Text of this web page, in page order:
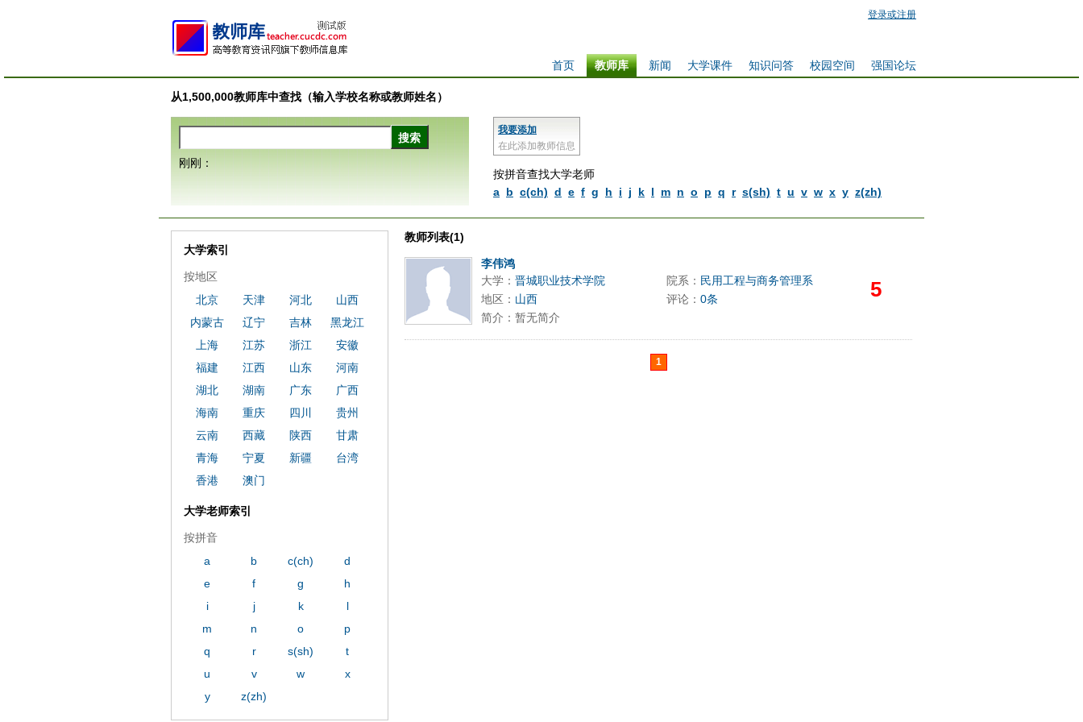
登录或注册
强国论坛
校园空间
知识问答
大学课件
新闻
教师库
首页
从1,500,000教师库中查找（输入学校名称或教师姓名）
我要添加
在此添加教师信息
按拼音查找大学老师
a b c(ch) d e f g h i j k l m n o p q r s(sh) t u v w x y z(zh)
刚刚：
教师列表(1)
李伟鸿
大学： 晋城职业技术学院 院系： 民用工程与商务管理系 5
地区： 山西 评论： 0条
简介：暂无简介
1
大学索引
按地区
北京
天津 河北
山西
内蒙古
辽宁 吉林
黑龙江
上海
江苏 浙江
安徽
福建
江西 山东
河南
湖北
湖南 广东
广西
海南
重庆 四川
贵州
云南
西藏 陕西
甘肃
青海
宁夏 新疆
台湾
香港
澳门
大学老师索引
按拼音
a
b c(ch)
d
e
f g
h
i
j k
l
m
n o
p
q
r s(sh)
t
u
v w
x
y
z(zh)